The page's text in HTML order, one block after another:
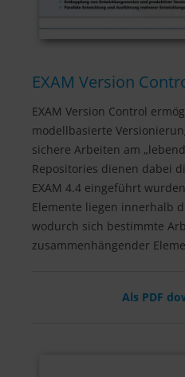
EXAM Version
EXAM Version Control
modellbasierte
sichere Arbeiten am
Repositories dienen dabei
EXAM 4.4 eingeführt
Elemente liegen innerhalb
wodurch sich bestimmte
zusammenhängender
Als PDF